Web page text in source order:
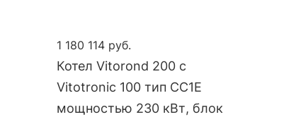
1 180 114 руб.
Котел Vitorond 200 с
Vitotronic 100 тип CC1E
мощностью 230 кВт, блок